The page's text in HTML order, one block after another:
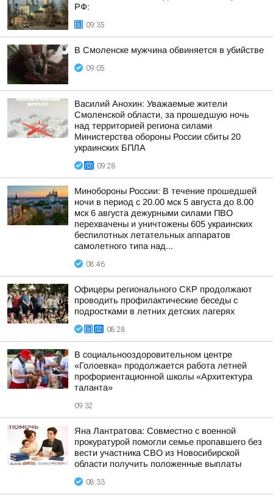
РФ:
09:35
В Смоленске мужчина обвиняется в убийстве
09:05
Василий Анохин: Уважаемые жители
Смоленской области, за прошедшую ночь
над территорией региона силами
Министерства обороны России сбиты 20
украинских БПЛА
09:28
Минобороны России: В течение прошедшей
ночи в период с 20.00 мск 5 августа до 8.00
мск 6 августа дежурными силами ПВО
перехвачены и уничтожены 605 украинских
беспилотных летательных аппаратов
самолетного типа над...
08:46
Офицеры регионального СКР продолжают
проводить профилактические беседы с
подростками в летних детских лагерях
08:28
В социальнооздоровительном центре
«Голоевка» продолжается работа летней
профориентационной школы «Архитектура
таланта»
09:32
Яна Лантратова: Совместно с военной
прокуратурой помогли семье пропавшего без
вести участника СВО из Новосибирской
области получить положенные выплаты
08:33